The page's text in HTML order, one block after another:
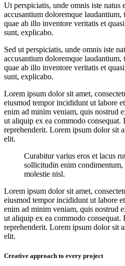
Ut perspiciatis, unde omnis iste natus
accusantium doloremque laudantium,
quae ab illo inventore veritatis et
sunt, explicabo.
Sed ut perspiciatis, unde omnis iste
accusantium doloremque laudantium,
quae ab illo inventore veritatis et
sunt, explicabo.
Lorem ipsum dolor sit amet,
eiusmod tempor incididunt ut labore
enim ad minim veniam, quis nostrud
ut aliquip ex ea commodo consequat.
reprehenderit. Lorem ipsum dolor sit
elit.
Curabitur varius eros et lacus
sollicitudin enim condimentum,
molestie nisl.
Lorem ipsum dolor sit amet,
eiusmod tempor incididunt ut labore
enim ad minim veniam, quis nostrud
ut aliquip ex ea commodo consequat.
reprehenderit. Lorem ipsum dolor sit
elit.
Creative approach to every project